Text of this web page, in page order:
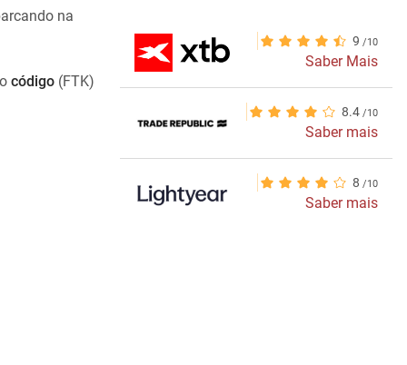
na
código (FTK)
9
Saber Mais
8.4
Saber mais
8
Saber mais